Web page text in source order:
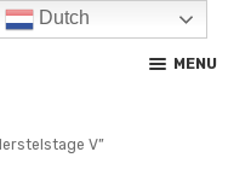
MENU
V”
Dutch